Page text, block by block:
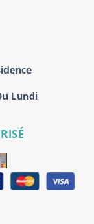
Lundi